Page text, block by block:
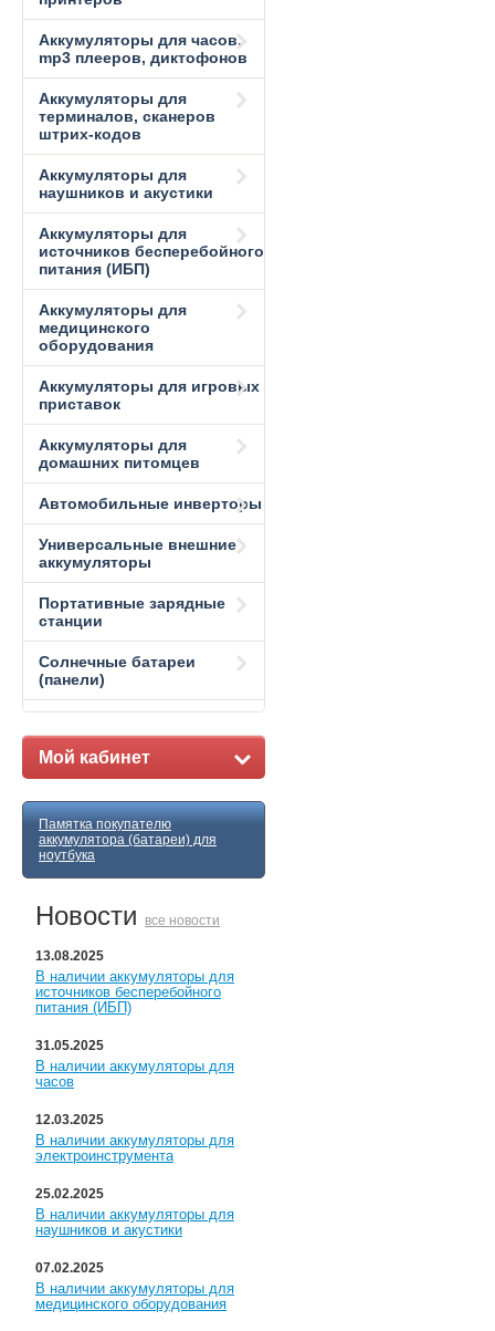
Аккумуляторы для часов,
mp3 плееров, диктофонов
Аккумуляторы для
терминалов, сканеров
штрих-кодов
Аккумуляторы для
наушников и акустики
Аккумуляторы для
источников бесперебойного
питания (ИБП)
Аккумуляторы для
медицинского
оборудования
Аккумуляторы для игровых
приставок
Аккумуляторы для
домашних питомцев
Автомобильные инверторы
Универсальные внешние
аккумуляторы
Портативные зарядные
станции
Солнечные батареи
(панели)
Мой кабинет
Памятка покупателю
аккумулятора (батареи) для
ноутбука
Новости все новости
13.08.2025
В наличии аккумуляторы для
источников бесперебойного
питания (ИБП)
31.05.2025
В наличии аккумуляторы для
часов
12.03.2025
В наличии аккумуляторы для
электроинструмента
25.02.2025
В наличии аккумуляторы для
наушников и акустики
07.02.2025
В наличии аккумуляторы для
медицинского оборудования